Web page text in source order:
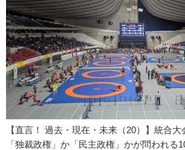
【直言！ 過去・現在・未来（20）】統合大
「独裁政権」か「民主政権」かが問われる